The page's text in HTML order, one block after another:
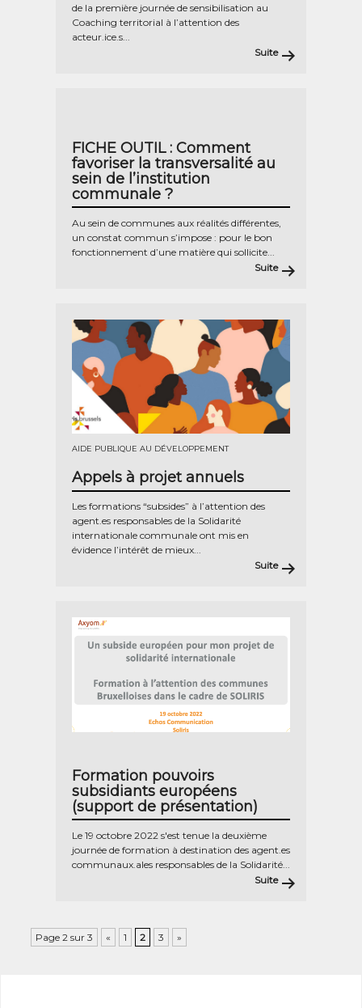
de la première journée de sensibilisation au
Coaching territorial à l’attention des
acteur.ice.s...
Suite
FICHE OUTIL : Comment
favoriser la transversalité au
sein de l’institution
communale ?
Au sein de communes aux réalités différentes,
un constat commun s’impose : pour le bon
fonctionnement d’une matière qui sollicite...
Suite
AIDE PUBLIQUE AU DÉVELOPPEMENT
Appels à projet annuels
Les formations “subsides” à l’attention des
agent.es responsables de la Solidarité
internationale communale ont mis en
évidence l’intérêt de mieux...
Suite
Formation pouvoirs
subsidiants européens
(support de présentation)
Le 19 octobre 2022 s'est tenue la deuxième
journée de formation à destination des agent.es
communaux.ales responsables de la Solidarité...
Suite
Page 2 sur 3 « 1 2 3 »